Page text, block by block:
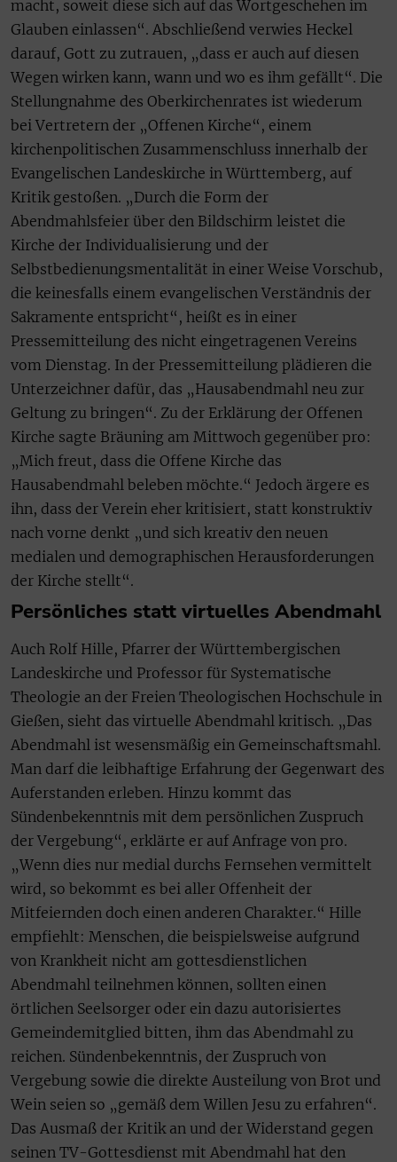
macht, soweit diese sich auf das Wortgeschehen im
Glauben einlassen“. Abschließend verwies Heckel
darauf, Gott zu zutrauen, „dass er auch auf diesen
Wegen wirken kann, wann und wo es ihm gefällt“. Die
Stellungnahme des Oberkirchenrates ist wiederum
bei Vertretern der „Offenen Kirche“, einem
kirchenpolitischen Zusammenschluss innerhalb der
Evangelischen Landeskirche in Württemberg, auf
Kritik gestoßen. „Durch die Form der
Abendmahlsfeier über den Bildschirm leistet die
Kirche der Individualisierung und der
Selbstbedienungsmentalität in einer Weise Vorschub,
die keinesfalls einem evangelischen Verständnis der
Sakramente entspricht“, heißt es in einer
Pressemitteilung des nicht eingetragenen Vereins
vom Dienstag. In der Pressemitteilung plädieren die
Unterzeichner dafür, das „Hausabendmahl neu zur
Geltung zu bringen“. Zu der Erklärung der Offenen
Kirche sagte Bräuning am Mittwoch gegenüber pro:
„Mich freut, dass die Offene Kirche das
Hausabendmahl beleben möchte.“ Jedoch ärgere es
ihn, dass der Verein eher kritisiert, statt konstruktiv
nach vorne denkt „und sich kreativ den neuen
medialen und demographischen Herausforderungen
der Kirche stellt“.
Persönliches statt virtuelles Abendmahl
Auch Rolf Hille, Pfarrer der Württembergischen
Landeskirche und Professor für Systematische
Theologie an der Freien Theologischen Hochschule in
Gießen, sieht das virtuelle Abendmahl kritisch. „Das
Abendmahl ist wesensmäßig ein Gemeinschaftsmahl.
Man darf die leibhaftige Erfahrung der Gegenwart des
Auferstanden erleben. Hinzu kommt das
Sündenbekenntnis mit dem persönlichen Zuspruch
der Vergebung“, erklärte er auf Anfrage von pro.
„Wenn dies nur medial durchs Fernsehen vermittelt
wird, so bekommt es bei aller Offenheit der
Mitfeiernden doch einen anderen Charakter.“ Hille
empfiehlt: Menschen, die beispielsweise aufgrund
von Krankheit nicht am gottesdienstlichen
Abendmahl teilnehmen können, sollten einen
örtlichen Seelsorger oder ein dazu autorisiertes
Gemeindemitglied bitten, ihm das Abendmahl zu
reichen. Sündenbekenntnis, der Zuspruch von
Vergebung sowie die direkte Austeilung von Brot und
Wein seien so „gemäß dem Willen Jesu zu erfahren“.
Das Ausmaß der Kritik an und der Widerstand gegen
seinen TV-Gottesdienst mit Abendmahl hat den